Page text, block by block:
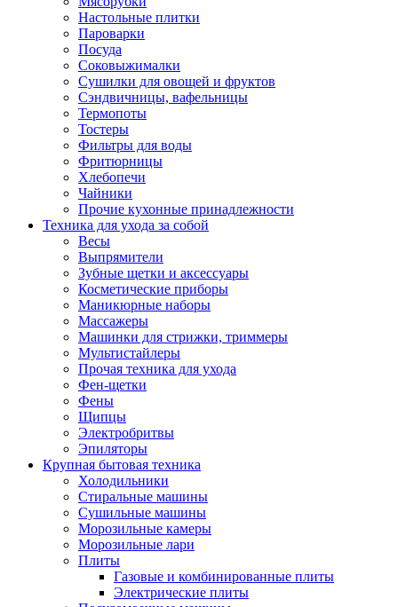
Зависимые комплекты
Посудомоечные машины встраиваемые
Стиральные машины встраиваемые
Холодильники встраиваемые
Техника для дома
Пылесосы
Утюги
Оверлоки
Настольные лампы
Часы
Стеклоочистители
Машинки для снятия катышков
Сушилки для белья и обуви
Климатическая техника
Приточно-вытяжные вентиляторы
Теплый пол
Обогреватели
Тепловентиляторы
Тепловые завесы
Тепловые пушки
Увлажнители
Радиаторы
Медицинская техника
Назальные аспираторы
Стетоскопы
Настольные плитки
Пароварки
Посуда
Соковыжималки
Сушилки для овощей и фруктов
Сэндвичницы, вафельницы
Термопоты
Тостеры
Фильтры для воды
Фритюрницы
Хлебопечи
Чайники
Прочие кухонные принадлежности
Техника для ухода за собой
Весы
Выпрямители
Зубные щетки и аксессуары
Косметические приборы
Маникюрные наборы
Массажеры
Машинки для стрижки, триммеры
Мультистайлеры
Прочая техника для ухода
Фен-щетки
Фены
Щипцы
Электробритвы
Эпиляторы
Крупная бытовая техника
Холодильники
Стиральные машины
Сушильные машины
Морозильные камеры
Морозильные лари
Плиты
Газовые и комбинированные плиты
Электрические плиты